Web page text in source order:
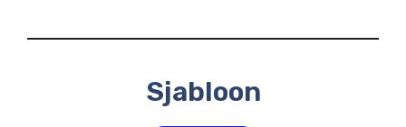
Sjabloon